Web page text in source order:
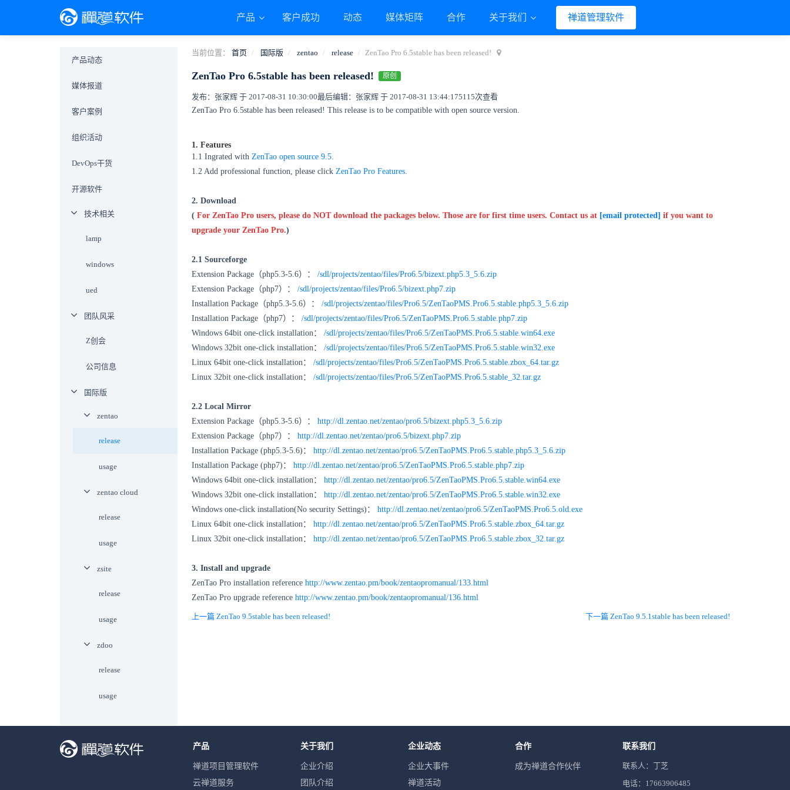
产品 客户成功 动态 媒体矩阵 合作 关于我们 禅道管理软件
当前位置： 首页 国际版 zentao release ZenTao Pro 6.5stable has been released!
ZenTao Pro 6.5stable has been released! 原创
发布：张家辉 于 2017-08-31 10:30:00最后编辑：张家辉 于 2017-08-31 13:44:175115次查看
ZenTao Pro 6.5stable has been released! This release is to be compatible with open source version.
1. Features
1.1 Ingrated with ZenTao open source 9.5.
1.2 Add professional function, please click ZenTao Pro Features.
2. Download
( For ZenTao Pro users, please do NOT download the packages below. Those are for first time users. Contact us at [email protected] if you want to
upgrade your ZenTao Pro.)
2.1 Sourceforge
Extension Package（php5.3-5.6）： /sdl/projects/zentao/files/Pro6.5/bizext.php5.3_5.6.zip
Extension Package（php7）： /sdl/projects/zentao/files/Pro6.5/bizext.php7.zip
Installation Package（php5.3-5.6）： /sdl/projects/zentao/files/Pro6.5/ZenTaoPMS.Pro6.5.stable.php5.3_5.6.zip
Installation Package（php7）： /sdl/projects/zentao/files/Pro6.5/ZenTaoPMS.Pro6.5.stable.php7.zip
Windows 64bit one-click installation： /sdl/projects/zentao/files/Pro6.5/ZenTaoPMS.Pro6.5.stable.win64.exe
Windows 32bit one-click installation： /sdl/projects/zentao/files/Pro6.5/ZenTaoPMS.Pro6.5.stable.win32.exe
Linux 64bit one-click installation： /sdl/projects/zentao/files/Pro6.5/ZenTaoPMS.Pro6.5.stable.zbox_64.tar.gz
Linux 32bit one-click installation： /sdl/projects/zentao/files/Pro6.5/ZenTaoPMS.Pro6.5.stable_32.tar.gz
2.2 Local Mirror
Extension Package（php5.3-5.6）：
http://dl.zentao.net/zentao/pro6.5/bizext.php5.3_5.6.zip
Extension Package（php7）：
http://dl.zentao.net/zentao/pro6.5/bizext.php7.zip
Installation Package (php5.3-5.6)：
http://dl.zentao.net/zentao/pro6.5/ZenTaoPMS.Pro6.5.stable.php5.3_5.6.zip
Installation Package (php7)：
http://dl.zentao.net/zentao/pro6.5/ZenTaoPMS.Pro6.5.stable.php7.zip
Windows 64bit one-click installation：
http://dl.zentao.net/zentao/pro6.5/ZenTaoPMS.Pro6.5.stable.win64.exe
Windows 32bit one-click installation：
http://dl.zentao.net/zentao/pro6.5/ZenTaoPMS.Pro6.5.stable.win32.exe
Windows one-click installation(No security Settings)：
http://dl.zentao.net/zentao/pro6.5/ZenTaoPMS.Pro6.5.old.exe
Linux 64bit one-click installation：
http://dl.zentao.net/zentao/pro6.5/ZenTaoPMS.Pro6.5.stable.zbox_64.tar.gz
Linux 32bit one-click installation：
http://dl.zentao.net/zentao/pro6.5/ZenTaoPMS.Pro6.5.stable.zbox_32.tar.gz
3. Install and upgrade
ZenTao Pro installation reference http://www.zentao.pm/book/zentaopromanual/133.html
ZenTao Pro upgrade reference http://www.zentao.pm/book/zentaopromanual/136.html
上一篇 ZenTao 9.5stable has been released! 下一篇 ZenTao 9.5.1stable has been released!
产品动态
媒体报道
客户案例
组织活动
DevOps干货
开源软件
技术相关
lamp
windows
ued
团队风采
Z创会
公司信息
国际版
zentao
release
usage
zentao cloud
release
usage
zsite
release
usage
zdoo
release
usage
产品
禅道项目管理软件
云禅道服务
关于我们
企业介绍
团队介绍
企业动态
企业大事件
禅道活动
合作
成为禅道合作伙伴
联系我们
联系人：丁芝
电话：17663906485